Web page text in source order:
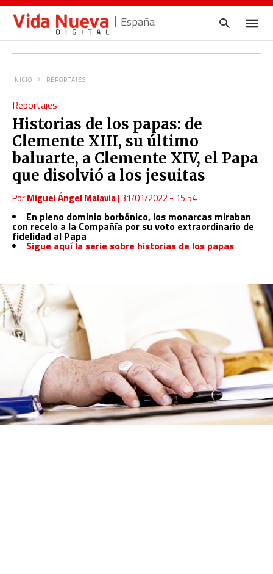
España
INICIO REPORTAJES
Reportajes
Historias de los papas: de
Clemente XIII, su último
baluarte, a Clemente XIV, el Papa
que disolvió a los jesuitas
PorMiguel Ángel Malavia|31/01/2022 - 15:54
En pleno dominio borbónico, los monarcas miraban
con recelo a la Compañía por su voto extraordinario de
fidelidad al Papa
Sigue aquí la serie sobre historias de los papas